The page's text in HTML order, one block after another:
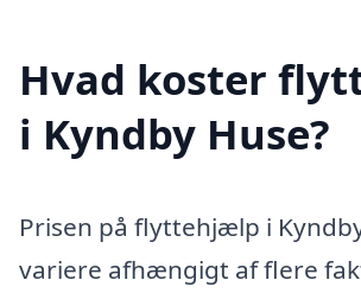
Hvad koster
i Kyndby Huse?
Prisen på flyttehjælp i
variere afhængigt af flere